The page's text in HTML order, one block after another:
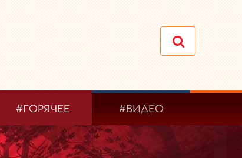
#ГОРЯЧЕЕ #ВИДЕО